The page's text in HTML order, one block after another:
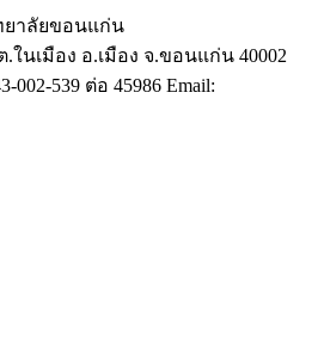
าลัยขอนแก่น
นเมือง อ.เมือง จ.ขอนแก่น 40002
002-539 ต่อ 45986 Email: